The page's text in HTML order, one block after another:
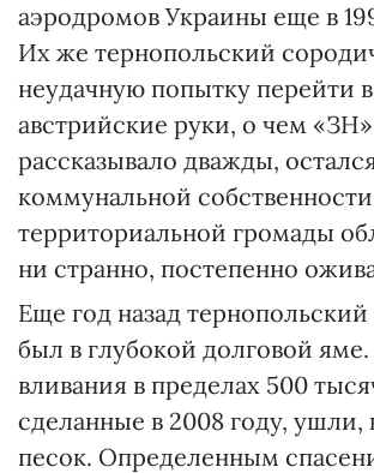
аэродромов Украины еще в
Их же тернопольский
неудачную попытку перейти
австрийские руки, о чем
рассказывало дважды,
коммунальной собственности
территориальной громады
ни странно, постепенно
Еще год назад
был в глубокой долговой
вливания в пределах 500
сделанные в 2008 году, ушли,
песок. Определенным